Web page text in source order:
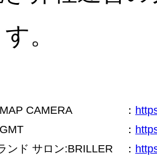
。
CAMERA ：
：
ンド サロン:BRILLER
：